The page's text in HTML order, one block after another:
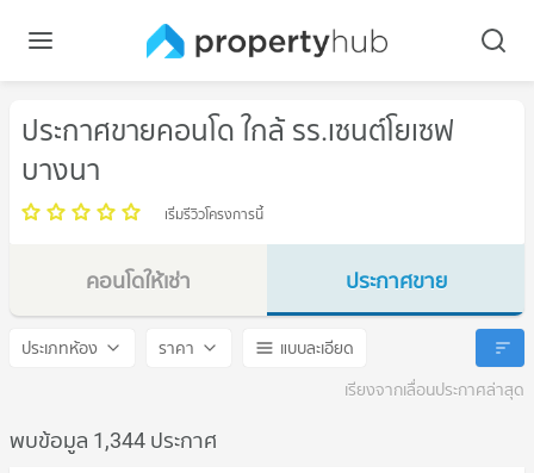
ประกาศขายคอนโด ใกล้ รร.เซนต์โยเซฟ
บางนา
เริ่มรีวิวโครงการนี้
คอนโดให้เช่า
รร.เซนต์โยเซฟ บางนา
ประกาศขาย
รร.เซนต์โยเซฟ บางนา
ประเภทห้อง ราคา
แบบละเอียด
เรียงจากเลื่อนประกาศล่าสุด
พบข้อมูล 1,344 ประกาศ